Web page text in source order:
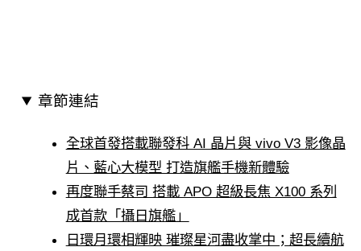
章節連結
全球首發搭載聯發科 AI 晶片與 vivo V3 影像晶
片、藍心大模型 打造旗艦手機新體驗
再度聯手蔡司 搭載 APO 超級長焦 X100 系列
成首款「攝日旗艦」
日環月環相輝映 璀璨星河盡收掌中；超長續航